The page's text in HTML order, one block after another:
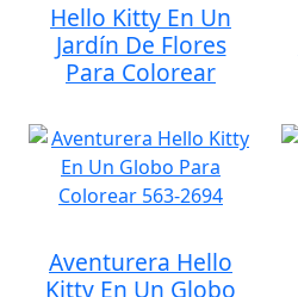
Hello Kitty En Un
Jardín De Flores
Para Colorear
Aventurera Hello
Kitty En Un Globo